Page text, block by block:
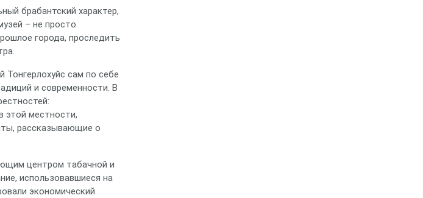
брабантский характер,
– не просто
города, проследить
Тонгерлохуйс сам по себе
и современности. В
этой местности,
рассказывающие о
центром табачной и
использовавшиеся на
экономический